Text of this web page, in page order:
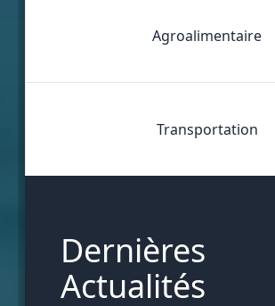
Agroalimentaire
Transportation
Dernières
Actualités